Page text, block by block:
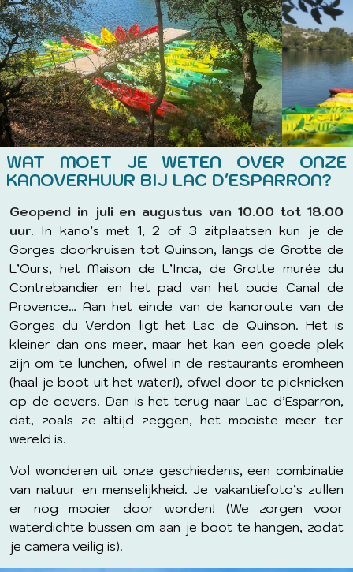
WAT MOET JE WETEN OVER ONZE
KANOVERHUUR BIJ LAC D'ESPARRON?
Geopend in juli en augustus van 10.00 tot 18.00
uur. In kano’s met 1, 2 of 3 zitplaatsen kun je de
Gorges doorkruisen tot Quinson, langs de Grotte de
L’Ours, het Maison de L’Inca, de Grotte murée du
Contrebandier en het pad van het oude Canal de
Provence… Aan het einde van de kanoroute van de
Gorges du Verdon ligt het Lac de Quinson. Het is
kleiner dan ons meer, maar het kan een goede plek
zijn om te lunchen, ofwel in de restaurants eromheen
(haal je boot uit het water!), ofwel door te picknicken
op de oevers. Dan is het terug naar Lac d’Esparron,
dat, zoals ze altijd zeggen, het mooiste meer ter
wereld is.
Vol wonderen uit onze geschiedenis, een combinatie
van natuur en menselijkheid. Je vakantiefoto’s zullen
er nog mooier door worden! (We zorgen voor
waterdichte bussen om aan je boot te hangen, zodat
je camera veilig is).